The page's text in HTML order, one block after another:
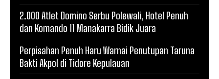
2.000 Atlet Domino Serbu Polewali, Hotel Penuh
dan Komando 11 Manakarra Bidik Juara
Perpisahan Penuh Haru Warnai Penutupan Taruna
Bakti Akpol di Tidore Kepulauan